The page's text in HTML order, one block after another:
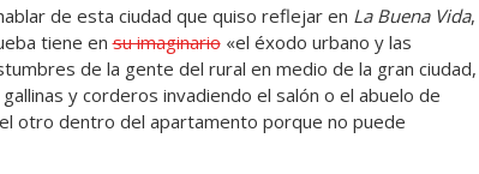
de esta ciudad que quiso reflejar en La Buena Vida,
tiene ensu imaginario«el éxodo urbano y las
de la gente del rural en medio de la gran ciudad,
gallinas y corderos invadiendo el salón o el abuelo de
otro dentro del apartamento porque no puede